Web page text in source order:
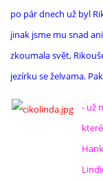
po pár dnech už byl
jinak jsme mu snad
zkoumala svět,
jezírku se želvama.
- už